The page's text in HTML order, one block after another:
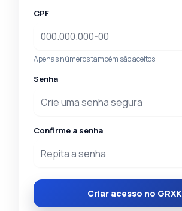
CPF
Apenas números também são aceitos.
Senha
Confirme a senha
Criar acesso no GRXK